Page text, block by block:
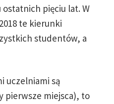
ostatnich pięciu lat. W
te kierunki
studentów, a
uczelniami są
pierwsze miejsca), to